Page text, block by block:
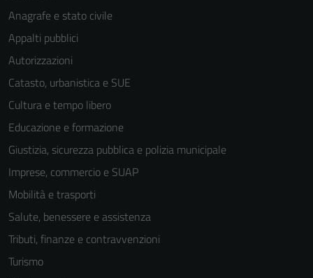
Anagrafe e stato civile
Appalti pubblici
Autorizzazioni
Catasto, urbanistica e SUE
Cultura e tempo libero
Educazione e formazione
Giustizia, sicurezza pubblica e polizia municipale
Imprese, commercio e SUAP
Mobilità e trasporti
Salute, benessere e assistenza
Tributi, finanze e contravvenzioni
Turismo